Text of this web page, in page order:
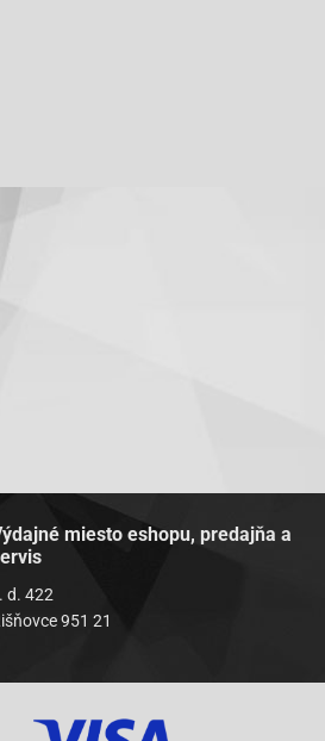
miesto eshopu, predajňa a
d. 422
951 21